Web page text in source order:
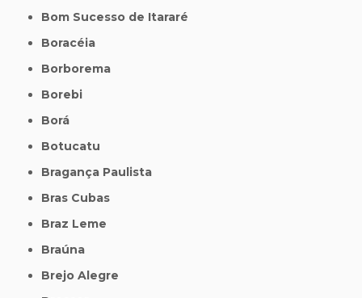
Bom Sucesso de Itararé
Boracéia
Borborema
Borebi
Borá
Botucatu
Bragança Paulista
Bras Cubas
Braz Leme
Braúna
Brejo Alegre